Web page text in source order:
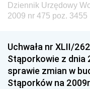
Dziennik Urzędowy
Dziennik
Dziennik
Dziennik
Dziennik Urzędowy
2009 nr 475 poz. 3455
Uchwała nr XLII/
Stąporkowie z dnia
sprawie zmian w
Stąporków na